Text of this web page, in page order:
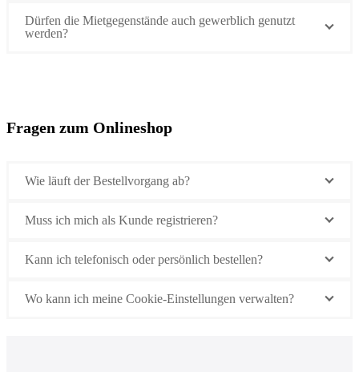
Dürfen die Mietgegenstände auch gewerblich genutzt
werden?
Fragen zum Onlineshop
Wie läuft der Bestellvorgang ab?
Muss ich mich als Kunde registrieren?
Kann ich telefonisch oder persönlich bestellen?
Wo kann ich meine Cookie-Einstellungen verwalten?